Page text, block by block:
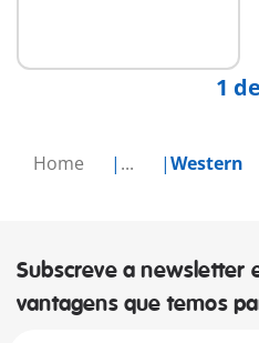
Home ... Western
1
Subscreve a newsletter
vantagens que temos